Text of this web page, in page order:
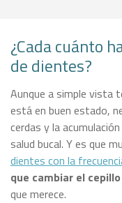
¿Cada cuánto
de dientes?
Aunque a simple vista
está en buen estado,
cerdas y la
salud bucal. Y es que
dientes con la
que cambiar el
que merece.